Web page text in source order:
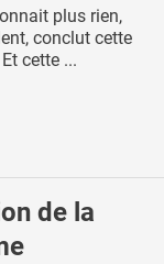
plus rien,
conclut cette
cette ...
de la